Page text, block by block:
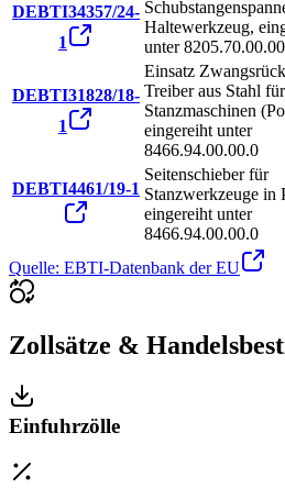
DEBTI34357/24-
1
Haltewerkzeug,
unter
DEBTI31828/18-
1
Einsatz
Treiber aus Stahl für
Stanzmaschinen
eingereiht unter
8466.94.00.00.0
DEBTI4461/19-1
Seitenschieber für
Stanzwerkzeuge in
eingereiht unter
8466.94.00.00.0
Quelle: EBTI-Datenbank der EU
Zollsätze &
Einfuhrzölle